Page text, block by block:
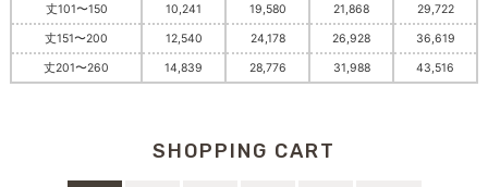
丈101〜150 10,241 19,580 21,868 29,722
丈151〜200 12,540 24,178 26,928 36,619
丈201〜260 14,839 28,776 31,988 43,516
SHOPPING CART